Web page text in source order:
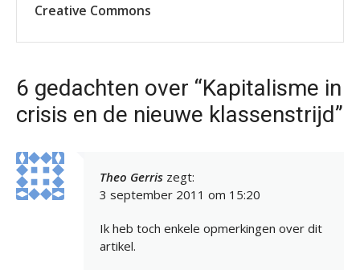
Creative Commons
6 gedachten over “Kapitalisme in
crisis en de nieuwe klassenstrijd”
Theo Gerris zegt:
3 september 2011 om 15:20
Ik heb toch enkele opmerkingen over dit
artikel.